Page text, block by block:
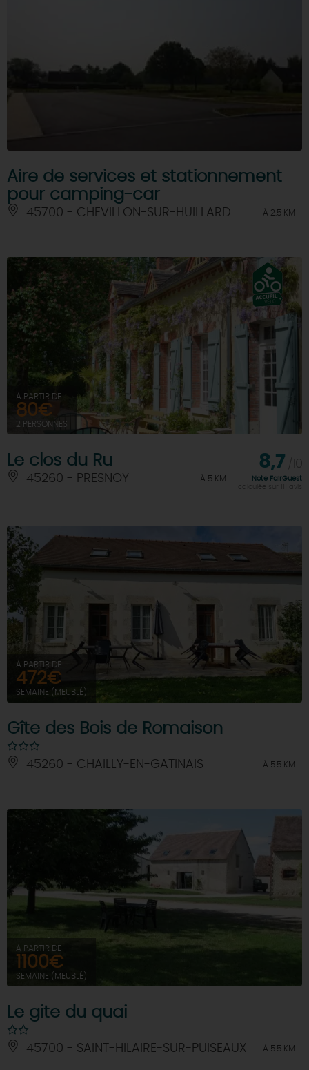
Aire de services et stationnement
pour camping-car
45700 - CHEVILLON-SUR-HUILLARD À 2.5 KM
À PARTIR DE
80€
2 PERSONNES
Le clos du Ru
45260 - PRESNOY À 5 KM
8,7
Note FairGuest
calculée sur 111 avis
À PARTIR DE
472€
SEMAINE (MEUBLÉ)
Gîte des Bois de Romaison
45260 - CHAILLY-EN-GATINAIS À 5.5 KM
À PARTIR DE
1100€
SEMAINE (MEUBLÉ)
Le gite du quai
45700 - SAINT-HILAIRE-SUR-PUISEAUX À 5.5 KM